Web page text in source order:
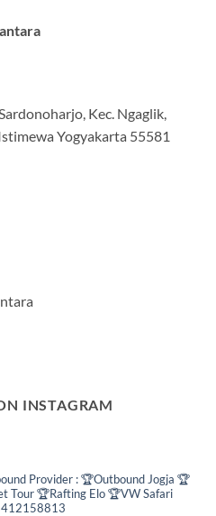
Kec. Ngaglik,
Yogyakarta 55581
INSTAGRAM
Provider :🏆Outbound Jogja 🏆
Tour🏆Rafting Elo🏆VW Safari